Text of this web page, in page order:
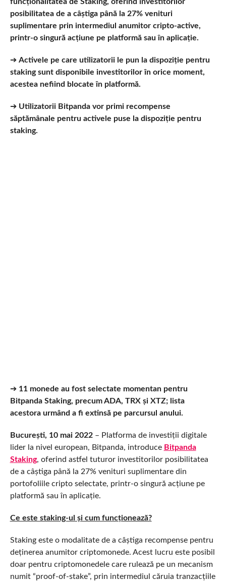
posibilitatea de a câștiga până la 27% venituri
suplimentare prin intermediul anumitor cripto-active,
printr-o singură acțiune pe platformă sau în aplicație.
➔ Activele pe care utilizatorii le pun la dispoziție pentru
staking sunt disponibile investitorilor în orice moment,
acestea nefiind blocate în platformă.
➔ Utilizatorii Bitpanda vor primi recompense
săptămânale pentru activele puse la dispoziție pentru
staking.
➔ 11 monede au fost selectate momentan pentru
Bitpanda Staking, precum ADA, TRX și XTZ; lista
acestora urmând a fi extinsă pe parcursul anului.
București, 10 mai 2022 – Platforma de investiții digitale
lider la nivel european, Bitpanda, introduce Bitpanda
Staking, oferind astfel tuturor investitorilor posibilitatea
de a câștiga până la 27% venituri suplimentare din
portofoliile cripto selectate, printr-o singură acțiune pe
platformă sau în aplicație.
Ce este staking-ul și cum funcționează?
Staking este o modalitate de a câștiga recompense pentru
deținerea anumitor criptomonede. Acest lucru este posibil
doar pentru criptomonedele care rulează pe un mecanism
numit “proof-of-stake”, prin intermediul căruia tranzacțiile